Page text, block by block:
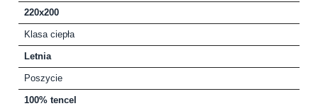
220x200
Klasa ciepła
Letnia
Poszycie
100% tencel